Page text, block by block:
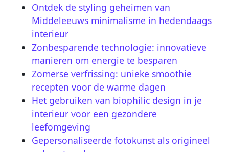
Ontdek de styling geheimen van
Middeleeuws minimalisme in hedendaags
interieur
Zonbesparende technologie: innovatieve
manieren om energie te besparen
Zomerse verfrissing: unieke smoothie
recepten voor de warme dagen
Het gebruiken van biophilic design in je
interieur voor een gezondere
leefomgeving
Gepersonaliseerde fotokunst als origineel